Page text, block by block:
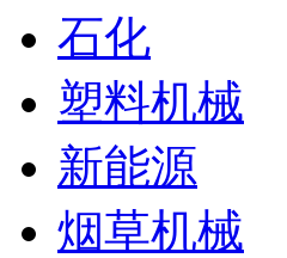
石化
塑料机械
新能源
烟草机械